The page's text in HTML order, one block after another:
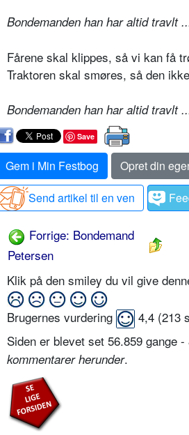
Bondemanden han har altid travlt
Fårene skal klippes, så vi kan få
Traktoren skal smøres, så den
Bondemanden han har altid travlt
Save
Gem i Min Festbog
Opret din
Send artikel til en ven
Forrige: Bondemand
Petersen
Klik på den smiley du vil give
Brugernes vurdering 4,4 (213
Siden er blevet set 56.859 gange -
kommentarer herunder.